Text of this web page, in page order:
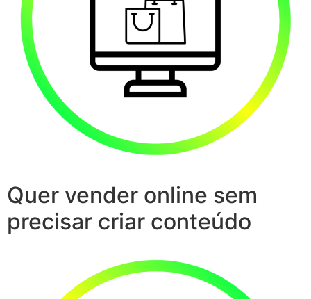
Quer vender online sem
precisar criar conteúdo